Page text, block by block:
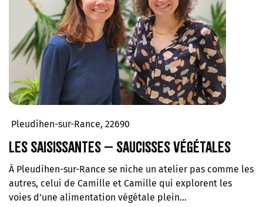
Pleudihen-sur-Rance, 22690
Les Saisissantes – Saucisses végétales
À Pleudihen-sur-Rance se niche un atelier pas comme les
autres, celui de Camille et Camille qui explorent les
voies d’une alimentation végétale plein…